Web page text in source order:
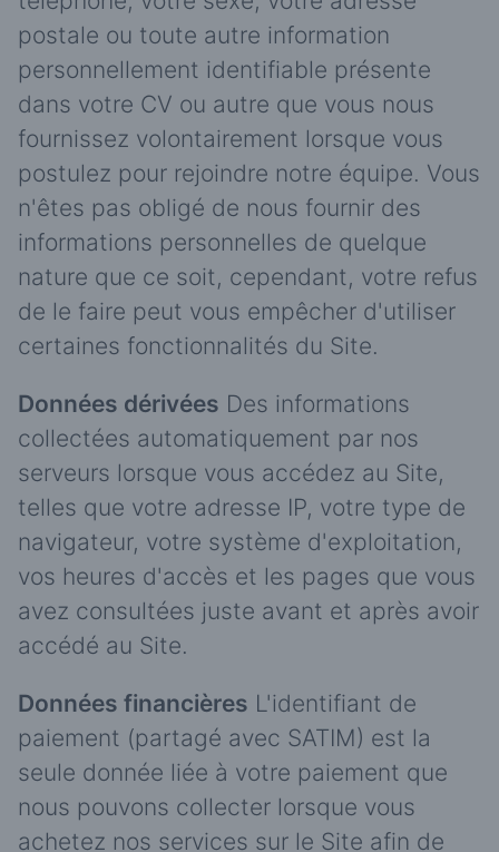
postale ou toute autre information
personnellement identifiable présente
dans votre CV ou autre que vous nous
fournissez volontairement lorsque vous
postulez pour rejoindre notre équipe. Vous
n'êtes pas obligé de nous fournir des
informations personnelles de quelque
nature que ce soit, cependant, votre refus
de le faire peut vous empêcher d'utiliser
certaines fonctionnalités du Site.
Données dérivées Des informations
collectées automatiquement par nos
serveurs lorsque vous accédez au Site,
telles que votre adresse IP, votre type de
navigateur, votre système d'exploitation,
vos heures d'accès et les pages que vous
avez consultées juste avant et après avoir
accédé au Site.
Données financières L'identifiant de
paiement (partagé avec SATIM) est la
seule donnée liée à votre paiement que
nous pouvons collecter lorsque vous
achetez nos services sur le Site afin de